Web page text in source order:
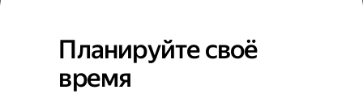
Планируйте своё
время